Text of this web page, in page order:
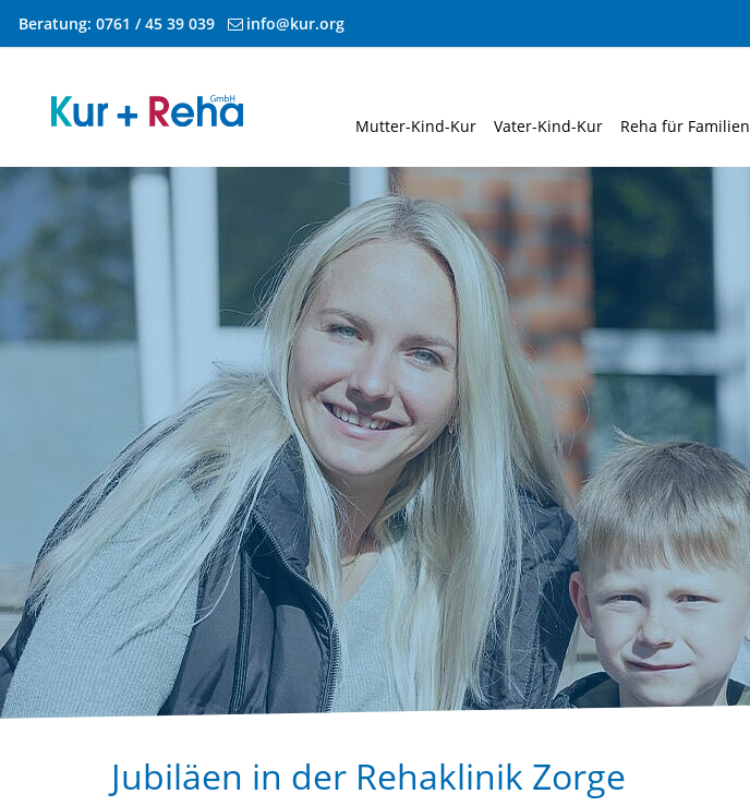
Beratung: 0761 / 45 39 039 info@kur.org
Mutter-Kind-Kur Vater-Kind-Kur Reha für Familien
Jubiläen in der Rehaklinik Zorge